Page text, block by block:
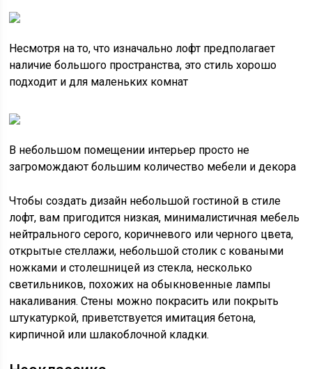
Несмотря на то, что изначально лофт предполагает
наличие большого пространства, это стиль хорошо
подходит и для маленьких комнат
В небольшом помещении интерьер просто не
загромождают большим количество мебели и декора
Чтобы создать дизайн небольшой гостиной в стиле
лофт, вам пригодится низкая, минималистичная мебель
нейтрального серого, коричневого или черного цвета,
открытые стеллажи, небольшой столик с коваными
ножками и столешницей из стекла, несколько
светильников, похожих на обыкновенные лампы
накаливания. Стены можно покрасить или покрыть
штукатуркой, приветствуется имитация бетона,
кирпичной или шлакоблочной кладки.